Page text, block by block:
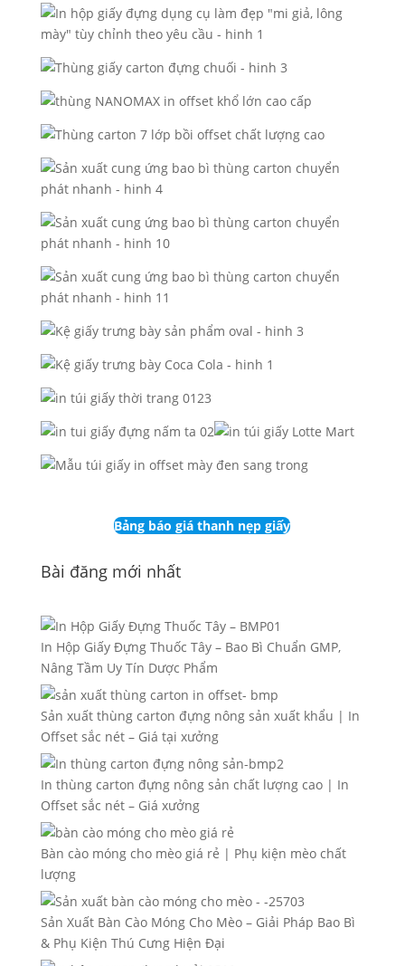
Bảng báo giá thanh nẹp giấy
Bài đăng mới nhất
In Hộp Giấy Đựng Thuốc Tây – Bao Bì Chuẩn GMP,
Nâng Tầm Uy Tín Dược Phẩm
Sản xuất thùng carton đựng nông sản xuất khẩu | In
Offset sắc nét – Giá tại xưởng
In thùng carton đựng nông sản chất lượng cao | In
Offset sắc nét – Giá xưởng
Bàn cào móng cho mèo giá rẻ | Phụ kiện mèo chất
lượng
Sản Xuất Bàn Cào Móng Cho Mèo – Giải Pháp Bao Bì
& Phụ Kiện Thú Cưng Hiện Đại